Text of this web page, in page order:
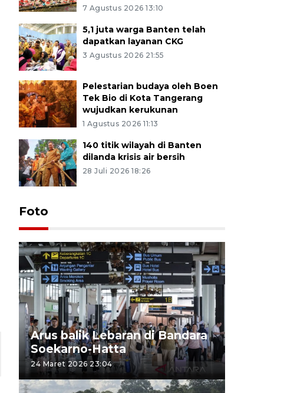
7 Agustus 2026 13:10
5,1 juta warga Banten telah
dapatkan layanan CKG
3 Agustus 2026 21:55
Pelestarian budaya oleh Boen
Tek Bio di Kota Tangerang
wujudkan kerukunan
1 Agustus 2026 11:13
140 titik wilayah di Banten
dilanda krisis air bersih
28 Juli 2026 18:26
Foto
Arus balik Lebaran di Bandara
Soekarno-Hatta
24 Maret 2026 23:04